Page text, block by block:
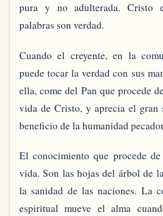
pura y no adulterada. Cristo
palabras son verdad.
Cuando el creyente, en la
puede tocar la verdad con sus
ella, come del Pan que procede
vida de Cristo, y aprecia el gran
beneficio de la humanidad
El conocimiento que procede
vida. Son las hojas del árbol de
la sanidad de las naciones. La
espiritual mueve el alma